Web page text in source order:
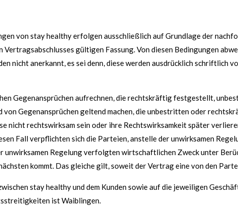
von stay healthy erfolgen ausschließlich auf Grundlage der
Vertragsabschlusses gültigen Fassung. Von diesen Bedingungen
nicht anerkannt, es sei denn, diese werden ausdrücklich schriftlich
Gegenansprüchen aufrechnen, die rechtskräftig festgestellt,
von Gegenansprüchen geltend machen, die unbestritten oder
nicht rechtswirksam sein oder ihre Rechtswirksamkeit später
Fall verpflichten sich die Parteien, anstelle der unwirksamen
unwirksamen Regelung verfolgten wirtschaftlichen Zweck unter
kommt. Das gleiche gilt, soweit der Vertrag eine von den
stay healthy und dem Kunden sowie auf die jeweiligen
ist Waiblingen.